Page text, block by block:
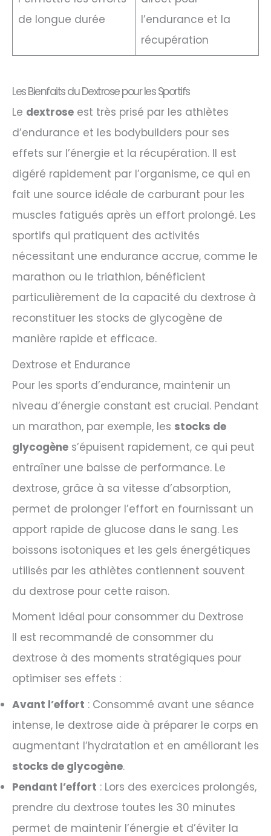
de longue durée
l’endurance et la
récupération
Les Bienfaits du Dextrose pour les Sportifs
Le dextrose est très prisé par les athlètes
d’endurance et les bodybuilders pour ses
effets sur l’énergie et la récupération. Il est
digéré rapidement par l’organisme, ce qui en
fait une source idéale de carburant pour les
muscles fatigués après un effort prolongé. Les
sportifs qui pratiquent des activités
nécessitant une endurance accrue, comme le
marathon ou le triathlon, bénéficient
particulièrement de la capacité du dextrose à
reconstituer les stocks de glycogène de
manière rapide et efficace.
Dextrose et Endurance
Pour les sports d’endurance, maintenir un
niveau d’énergie constant est crucial. Pendant
un marathon, par exemple, les stocks de
glycogène s’épuisent rapidement, ce qui peut
entraîner une baisse de performance. Le
dextrose, grâce à sa vitesse d’absorption,
permet de prolonger l’effort en fournissant un
apport rapide de glucose dans le sang. Les
boissons isotoniques et les gels énergétiques
utilisés par les athlètes contiennent souvent
du dextrose pour cette raison.
Moment idéal pour consommer du Dextrose
Il est recommandé de consommer du
dextrose à des moments stratégiques pour
optimiser ses effets :
Avant l’effort : Consommé avant une séance
intense, le dextrose aide à préparer le corps en
augmentant l’hydratation et en améliorant les
stocks de glycogène.
Pendant l’effort : Lors des exercices prolongés,
prendre du dextrose toutes les 30 minutes
permet de maintenir l’énergie et d’éviter la